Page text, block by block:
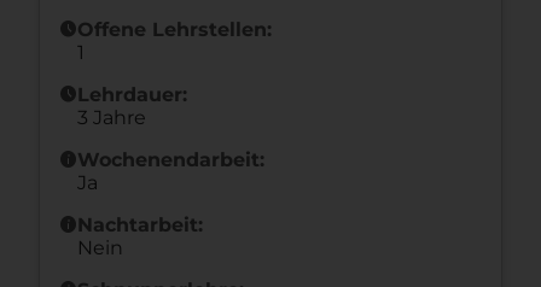
scheduleOffene Lehrstellen:
1
scheduleLehrdauer:
3 Jahre
infoWochenendarbeit:
Ja
infoNachtarbeit:
Nein